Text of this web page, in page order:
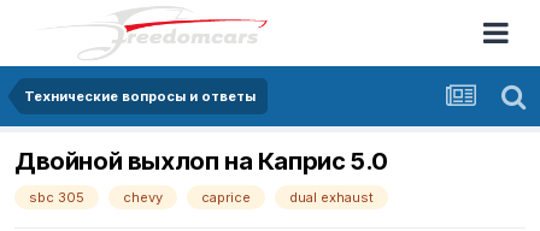
Технические вопросы и ответы
Двойной выхлоп на Каприс 5.0
sbc 305 chevy caprice dual exhaust